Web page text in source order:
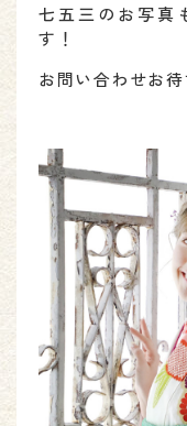
七五三のお写真
す！
お問い合わせお待